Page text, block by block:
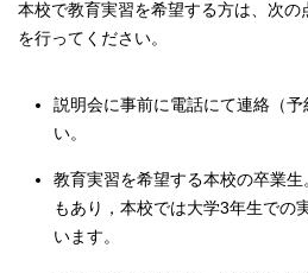
本校で教育実習を希望する方は、次の
を行ってください。
説明会に事前に電話にて連絡（
い。
教育実習を希望する本校の卒業
もあり，本校では大学3年生での
います。